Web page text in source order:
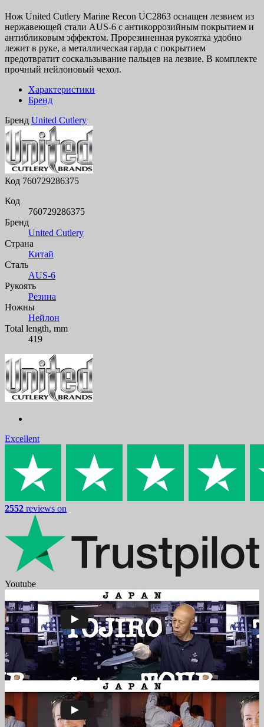
Нож United Cutlery Marine Recon UC2863 оснащен лезвием из
нержавеющей стали AUS-6 с антикоррозийным покрытием и
антибликовым эффектом. Прорезиненная рукоятка удобно
лежит в руке, а металлическая гарда с покрытием
предотвратит соскальзывание пальцев на лезвие. В комплекте
прочный нейлоновый чехол.
Характеристики
Бренд
Бренд United Cutlery
Код 760729286375
Код
760729286375
Бренд
United Cutlery
Страна
Китай
Сталь
AUS-6
Рукоять
Резина
Ножны
Нейлон
Total length, mm
419
Excellent
2552 reviews on
Youtube